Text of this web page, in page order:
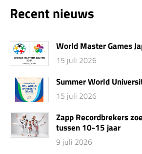
Recent nieuws
World Master Games
15 juli 2026
Summer World
15 juli 2026
Zapp Recordbrekers
tussen 10-15 jaar
9 juli 2026